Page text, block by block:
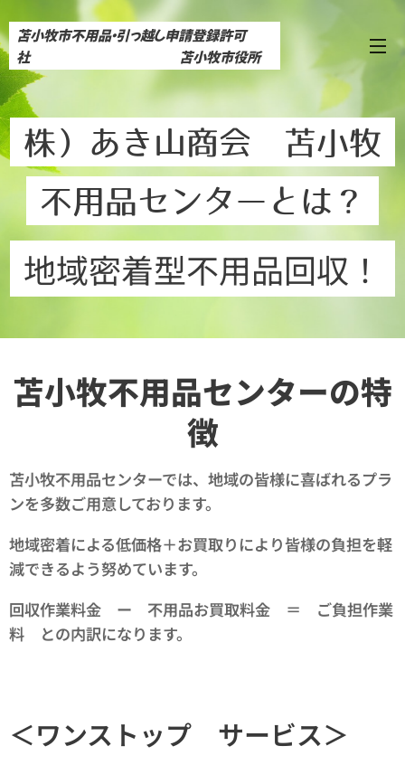
苫小牧市不用品・引っ越し申請登録許可
社 苫小牧市役所
内にてCM放映中苫小牧市０５３（ゼロゴミ）
推進社
株）あき山商会 苫小牧
不用品センター とは？
地域密着型不用品回収！
苫小牧不用品センターの特
徴
苫小牧不用品センターでは、地域の皆様に喜ばれるプラ
ンを多数ご用意しております。
地域密着による低価格＋お買取りにより皆様の負担を軽
減できるよう努めています。
回収作業料金 ー 不用品お買取料金 ＝ ご負担作業
料 との内訳になります。
＜ワンストップ サービス＞